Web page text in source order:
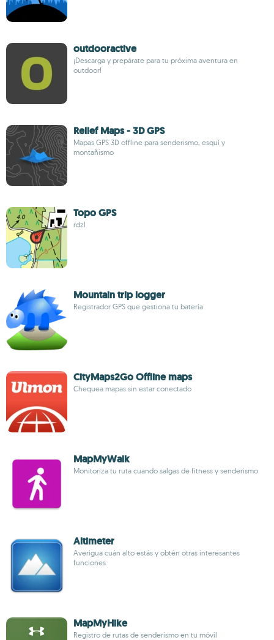
outdooractive
¡Descarga y prepárate para tu próxima aventura en
outdoor!
Relief Maps - 3D GPS
Mapas GPS 3D offline para senderismo, esquí y
montañismo
Topo GPS
rdzl
Mountain trip logger
Registrador GPS que gestiona tu batería
CityMaps2Go Offline maps
Chequea mapas sin estar conectado
MapMyWalk
Monitoriza tu ruta cuando salgas de fitness y senderismo
Altimeter
Averigua cuán alto estás y obtén otras interesantes
funciones
MapMyHike
Registro de rutas de senderismo en tu móvil